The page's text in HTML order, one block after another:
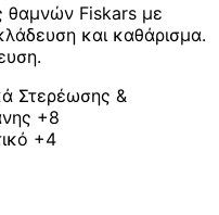
θαμνών Fiskars με
και καθάρισμα.
Στερέωσης &
+8
+4